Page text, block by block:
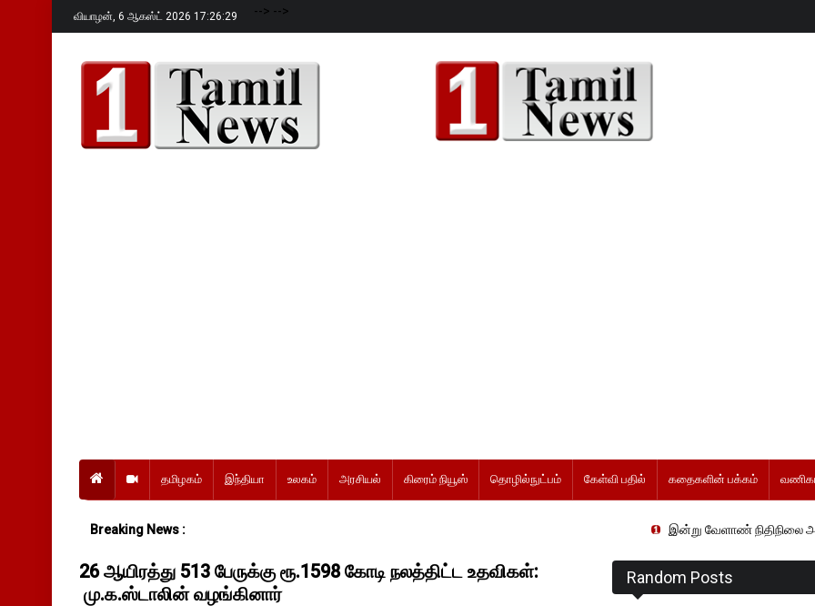
வியாழன், 6 ஆகஸ்ட் 2026 17:26:30 --> -->
தமிழகம் இந்தியா உலகம் அரசியல் கிரைம் நியூஸ் தொழில்நுட்பம் கேள்வி பதில் கதைகளின் பக்கம்
Breaking News : இன்று வேளாண் நிதிநிலை அறிக்கை
26 ஆயிரத்து 513 பேருக்கு ரூ.1598 கோடி நலத்திட்ட உதவிகள்:
மு.க.ஸ்டாலின் வழங்கினார்
Random Posts